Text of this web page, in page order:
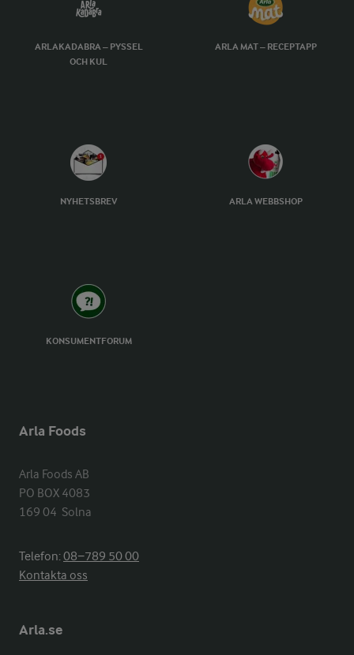
ARLAKADABRA – PYSSEL
OCH KUL
ARLA MAT – RECEPTAPP
NYHETSBREV ARLA WEBBSHOP
KONSUMENTFORUM
Arla Foods
Arla Foods AB
PO BOX 4083
169 04  Solna
Telefon:08−789 50 00
Kontakta oss
Arla.se